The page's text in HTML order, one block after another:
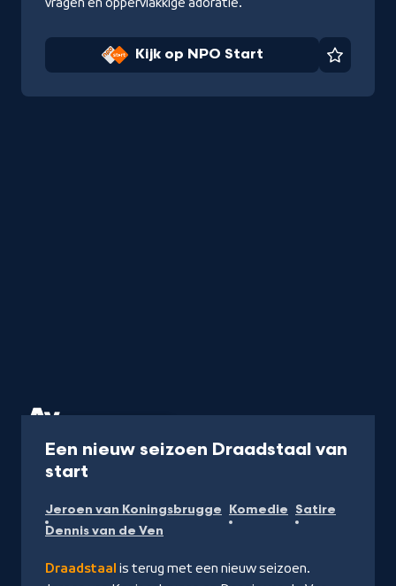
Kijk op NPO Start
Een nieuw seizoen Draadstaal van
start
op
NPO
Start
Jeroen van Koningsbrugge Komedie Satire
Dennis van de Ven
Draadstaal is terug met een nieuw seizoen.